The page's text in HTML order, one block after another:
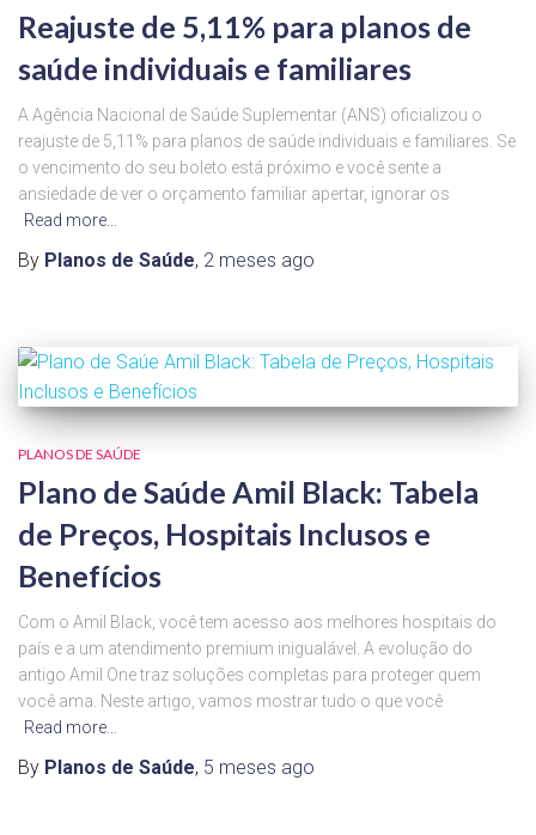
Reajuste de 5,11% para planos de
saúde individuais e familiares
A Agência Nacional de Saúde Suplementar (ANS) oficializou o
reajuste de 5,11% para planos de saúde individuais e familiares. Se
o vencimento do seu boleto está próximo e você sente a
ansiedade de ver o orçamento familiar apertar, ignorar os
Read more…
By Planos de Saúde, 2 meses ago
PLANOS DE SAÚDE
Plano de Saúde Amil Black: Tabela
de Preços, Hospitais Inclusos e
Benefícios
Com o Amil Black, você tem acesso aos melhores hospitais do
país e a um atendimento premium inigualável. A evolução do
antigo Amil One traz soluções completas para proteger quem
você ama. Neste artigo, vamos mostrar tudo o que você
Read more…
By Planos de Saúde, 5 meses ago